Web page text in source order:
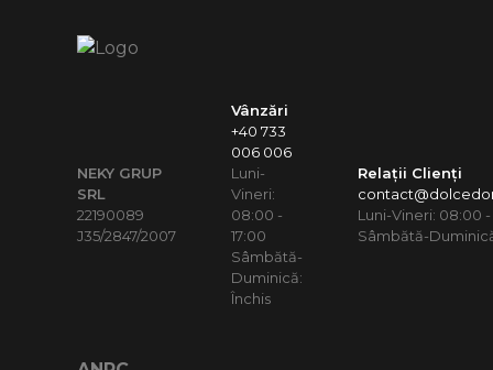
NEKY GRUP
SRL
22190089
J35/2847/2007
Vânzări
+40 733
006 006
Luni-
Vineri:
08:00 -
17:00
Sâmbătă-
Duminică:
Închis
Relații Clienți
Luni-Vineri: 08:00 -
Sâmbătă-